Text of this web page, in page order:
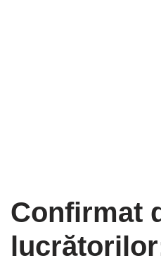
Confirmat